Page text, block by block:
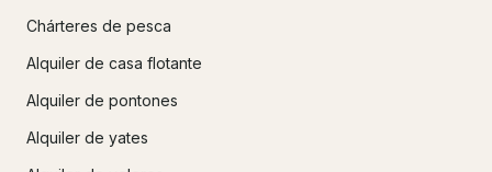
Chárteres de pesca
Alquiler de casa flotante
Alquiler de pontones
Alquiler de yates